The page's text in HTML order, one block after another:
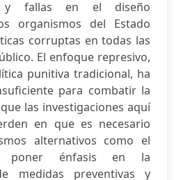
y fallas en el diseño
organismos del Estado
corruptas en todas las
El enfoque represivo,
punitiva tradicional, ha
para combatir la
las investigaciones aquí
en que es necesario
alternativos como el
poner énfasis en la
medidas preventivas y